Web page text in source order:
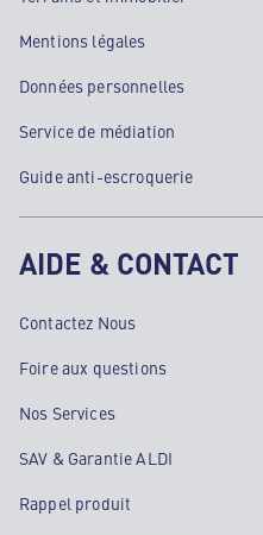
Mentions légales
Données personnelles
Service de médiation
Guide anti-escroquerie
AIDE & CONTACT
Contactez Nous
Foire aux questions
Nos Services
SAV & Garantie ALDI
Rappel produit